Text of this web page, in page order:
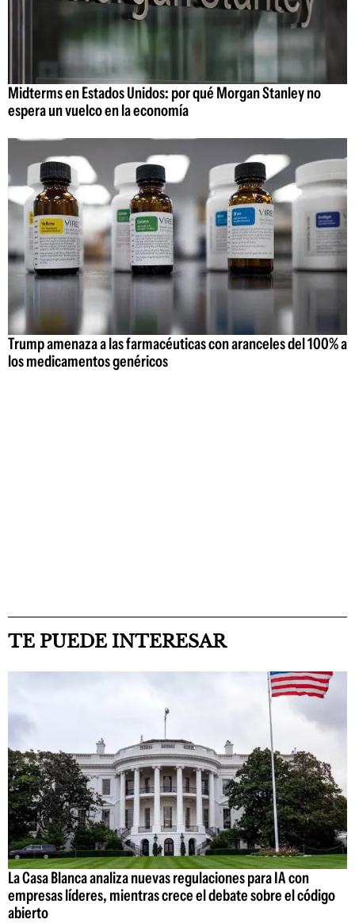
Midterms en Estados Unidos: por qué Morgan Stanley no
espera un vuelco en la economía
Trump amenaza a las farmacéuticas con aranceles del 100% a
los medicamentos genéricos
TE PUEDE INTERESAR
La Casa Blanca analiza nuevas regulaciones para IA con
empresas líderes, mientras crece el debate sobre el código
abierto